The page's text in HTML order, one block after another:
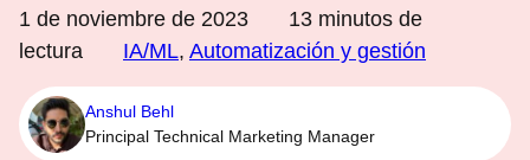
1 de noviembre de 2023 13 minutos de
lectura
IA/ML, Automatización y gestión
Anshul Behl
Principal Technical Marketing Manager